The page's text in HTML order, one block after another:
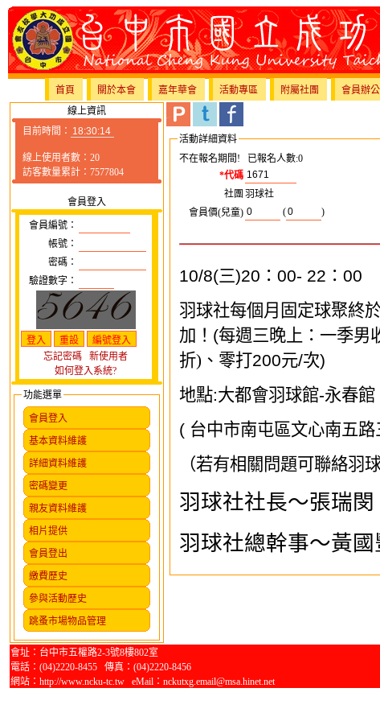
首頁 關於本會 嘉年華會 活動專區 附屬社團 會員辦
線上資訊
目前時間：
線上使用者數：20
訪客數量累計：7577804
會員登入
會員編號：
帳號：
密碼：
驗證數字：
忘記密碼
新使用者
如何登入系統?
功能選單
會員登入
基本資料維護
詳細資料維護
密碼變更
親友資料維護
相片提供
會員登出
繳費歷史
參與活動歷史
跳蚤市場物品管理
活動詳細資料
不在報名期間! 已報名人數:0
*代碼
社團 羽球社
會員價(兒童)
( )
10/8(三)20 ： 00- 22 ： 00
羽球社每個月固定球聚終
加！ (每週三晚上：一季男
折)、零打200元/次)
地點:大都會羽球館-永春館
( 台中市南屯區文心南五路
（若有相關問題可聯絡羽
羽球社社長～張瑞閔
羽球社總幹事～黃國
會址：台中市五權路2-3號8樓802室
電話：(04)2220-8455 傳真：(04)2220-8456
網站：http://www.ncku-tc.tw eMail：nckutxg.email@msa.hinet.net